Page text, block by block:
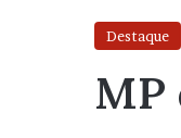
Destaque
MP